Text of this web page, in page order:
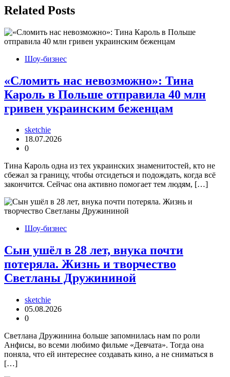
Related Posts
Шоу-бизнес
«Сломить нас невозможно»: Тина
Кароль в Польше отправила 40 млн
гривен украинским беженцам
sketchie
18.07.2026
0
Тина Кароль одна из тех украинских знаменитостей, кто не
сбежал за границу, чтобы отсидеться и подождать, когда всё
закончится. Сейчас она активно помогает тем людям, […]
Шоу-бизнес
Сын ушёл в 28 лет, внука почти
потеряла. Жизнь и творчество
Светланы Дружининой
sketchie
05.08.2026
0
Светлана Дружинина больше запомнилась нам по роли
Анфисы, во всеми любимо фильме «Девчата». Тогда она
поняла, что ей интереснее создавать кино, а не сниматься в
[…]